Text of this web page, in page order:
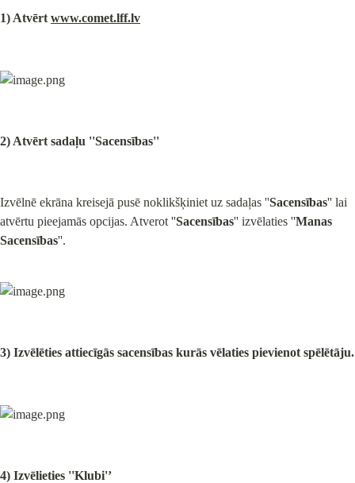
1) Atvērt www.comet.lff.lv
2) Atvērt sadaļu ''Sacensības''
Izvēlnē ekrāna kreisejā pusē noklikšķiniet uz sadaļas ''Sacensības'' lai
atvērtu pieejamās opcijas. Atverot ''Sacensības'' izvēlaties ''Manas
Sacensības''.
3) Izvēlēties attiecīgās sacensības kurās vēlaties pievienot spēlētāju.
4) Izvēlieties ''Klubi'’